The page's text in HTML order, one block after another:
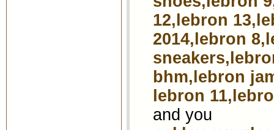
12,lebron
2014,lebron
bhm,lebron
lebron
and you